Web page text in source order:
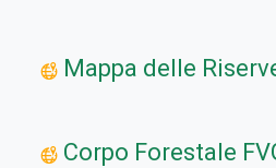
Mappa delle
Corpo Forestale